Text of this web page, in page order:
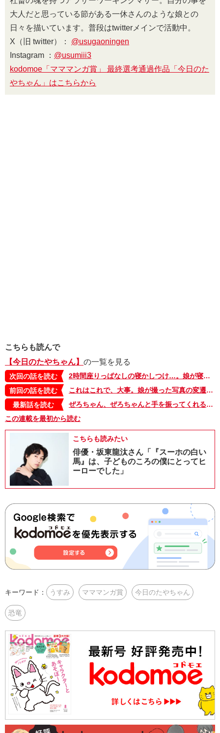
大人だと思っている節がある一休さんのような娘との
日々を描いています。普段はtwitterメインで活動中。
X（旧 twitter）： @usugaoningen
Instagram ： @usumiii3
kodomoe「マママンガ賞」 最終選考通過作品「今日のた
やちゃん」はこちらから
こちらも読んで
【今日のたやちゃん】 の一覧を見る
次回の話を読む
2時間座りっぱなしの寝かしつけ…。娘が寝なかった理由が、3年後に明らかに！【今日のたやちゃん・29】
前回の話を読む
これはこれで、大事。娘が撮った写真の変遷【今日のたやちゃん・27】
最新話を読む
ぜろちゃん、ぜろちゃんと手を振ってくれる子どもたち。一生通い続けたい！ニコニコ保育園【今日のたやちゃん・限界ワンオペ社畜ママ編・8】
この連載を最初から読む
こちらも読みたい
俳優・坂東龍汰さん「『スーホの白い
馬』は、子どものころの僕にとってヒ
ーローでした」
キーワード： うすみ マママンガ賞 今日のたやちゃん
恐竜